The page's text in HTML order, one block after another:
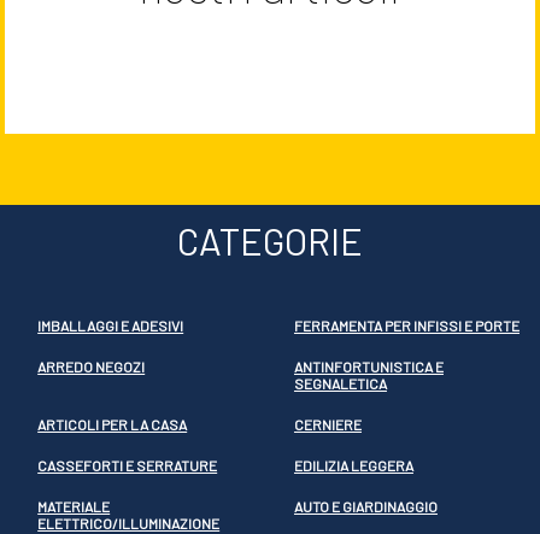
CATEGORIE
IMBALLAGGI E ADESIVI FERRAMENTA PER INFISSI E PORTE
ARREDO NEGOZI
ANTINFORTUNISTICA E
SEGNALETICA
ARTICOLI PER LA CASA CERNIERE
CASSEFORTI E SERRATURE EDILIZIA LEGGERA
MATERIALE
ELETTRICO/ILLUMINAZIONE
AUTO E GIARDINAGGIO